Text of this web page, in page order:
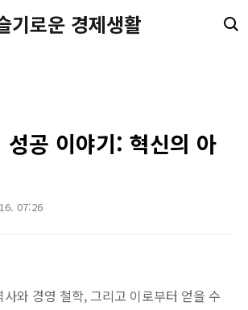
기로운 경제생활
성공 이야기: 혁신의 아
07:26
와 경영 철학, 그리고 이로부터 얻을 수